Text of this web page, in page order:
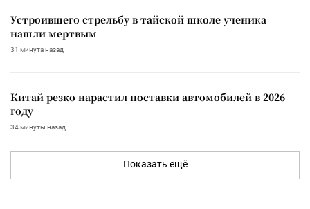
Устроившего стрельбу в тайской школе ученика
нашли мертвым
31 минута назад
Китай резко нарастил поставки автомобилей в 2026
году
34 минуты назад
Показать ещё